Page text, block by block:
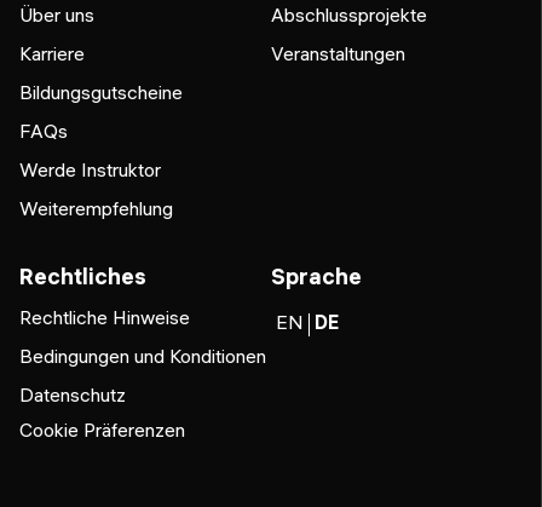
Über uns
Karriere
Bildungsgutscheine
FAQs
Werde Instruktor
Weiterempfehlung
Abschlussprojekte
Veranstaltungen
Rechtliches
Rechtliche Hinweise
Bedingungen und Konditionen
Datenschutz
Cookie Präferenzen
Sprache
EN DE